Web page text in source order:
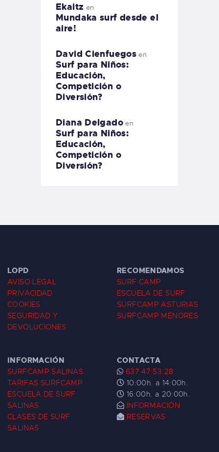
Ekaitz en
Mundaka surf desde el
aire!
David Cienfuegos en
Surf para Niños:
Educación,
Competición o
Diversión?
Diana Delgadoen
Surf para Niños:
Educación,
Competición o
Diversión?
LOPD
AVISO LEGAL
PRIVACIDAD
COOKIES
SEGURIDAD Y
DEVOLUCIONES
RECOMENDAMOS
SURF CAMP
ESCUELA DE SURF
SURFCAMP ASTURIAS
SURFCAMP MENORES
INFORMACIÓN
SURFCAMP SALINAS
TARIFAS SURFCAMP
ESCUELA DE SURF
SALINAS
CLASES DE SURF
SALINAS
CONTACTA
637 47 53 28
10:00h. a 14:00h.
16:00h. a 20:00h.
INFORMACIÓN
RESERVAS